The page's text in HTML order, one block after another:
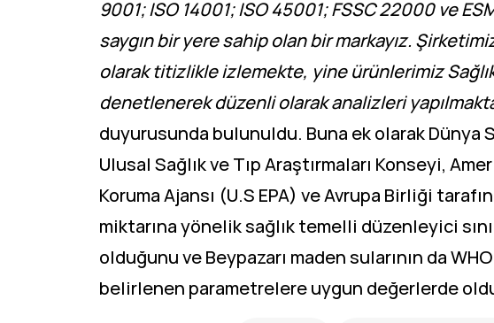
9001; ISO 14001; ISO 45001; FSSC 22000 ve
saygın bir yere sahip olan bir markayız.
olarak titizlikle izlemekte, yine ürünlerimiz Sağlık
denetlenerek düzenli olarak analizleri
duyurusunda bulunuldu. Buna ek olarak Dünya
Ulusal Sağlık ve Tıp Araştırmaları Konseyi,
Koruma Ajansı (U.S EPA) ve Avrupa Birliği
miktarına yönelik sağlık temelli düzenleyici
olduğunu ve Beypazarı maden sularının da
belirlenen parametrelere uygun değerlerde